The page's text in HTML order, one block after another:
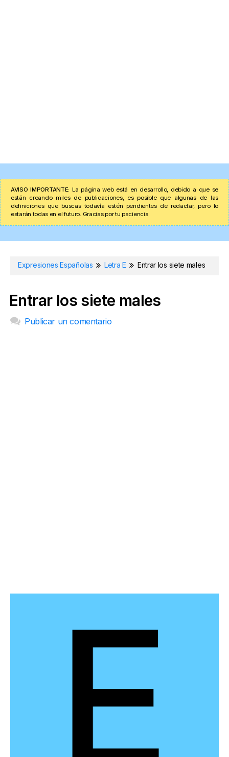
AVISO IMPORTANTE: La página web está en desarrollo, debido a que se
están creando miles de publicaciones, es posible que algunas de las
definiciones que buscas todavía estén pendientes de redactar, pero lo
estarán todas en el futuro. Gracias por tu paciencia.
Expresiones Españolas Letra E Entrar los siete males
Entrar los siete males
Publicar un comentario